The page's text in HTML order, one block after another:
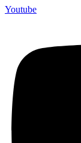
Youtube